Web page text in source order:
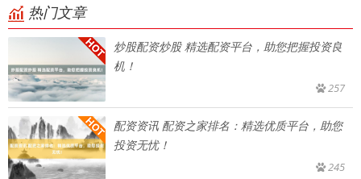
热门文章
炒股配资炒股 精选配资平台，助您把握投资良
机！
257
配资资讯 配资之家排名：精选优质平台，助您
投资无忧！
245